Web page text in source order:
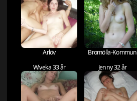
Arlöv Bromölla-Kommun
Wiveka 33 år
Jenny 32 år